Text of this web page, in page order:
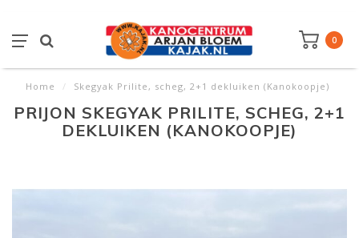
0
Home / Skegyak Prilite, scheg, 2+1 dekluiken (Kanokoopje)
PRIJON SKEGYAK PRILITE, SCHEG, 2+1
DEKLUIKEN (KANOKOOPJE)